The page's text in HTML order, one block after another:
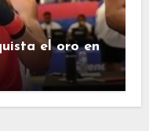
el oro en